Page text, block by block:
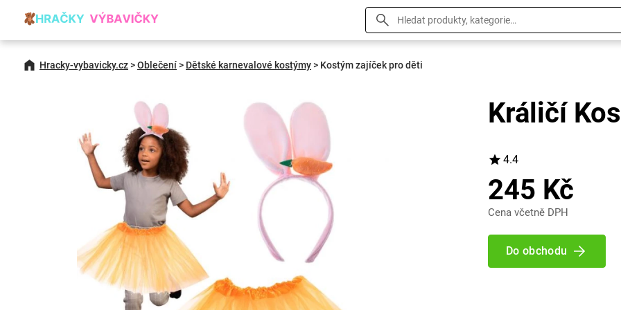
Hracky-vybavicky.cz>Oblečení> Dětské karnevalové kostýmy> Kostým zajíček pro děti
Králičí
4.4
245 Kč
Cena včetně DPH
Do obchodu